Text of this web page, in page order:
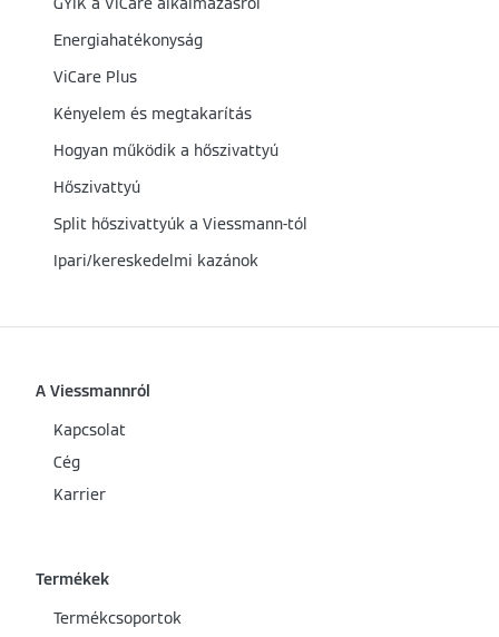
Energiahatékonyság
ViCare Plus
Kényelem és megtakarítás
Hogyan működik a hőszivattyú
Hőszivattyú
Split hőszivattyúk a Viessmann-tól
Ipari/kereskedelmi kazánok
A Viessmannról
Kapcsolat
Cég
Karrier
Termékek
Termékcsoportok